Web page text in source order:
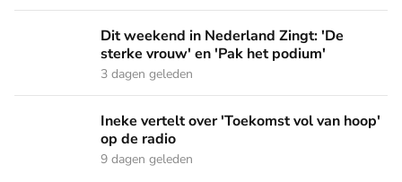
Dit weekend in Nederland Zingt: 'De sterke vrouw' en 'Pak
Dit weekend in Nederland Zingt: 'De
sterke vrouw' en 'Pak het podium'
3 dagen geleden
Ineke vertelt over 'Toekomst vol van hoop' op de radio
Ineke vertelt over 'Toekomst vol van hoop'
op de radio
9 dagen geleden